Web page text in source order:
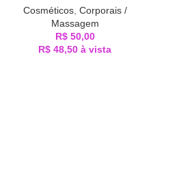
Cosméticos, Corporais /
Massagem
R$50,00
R$ 48,50 à vista